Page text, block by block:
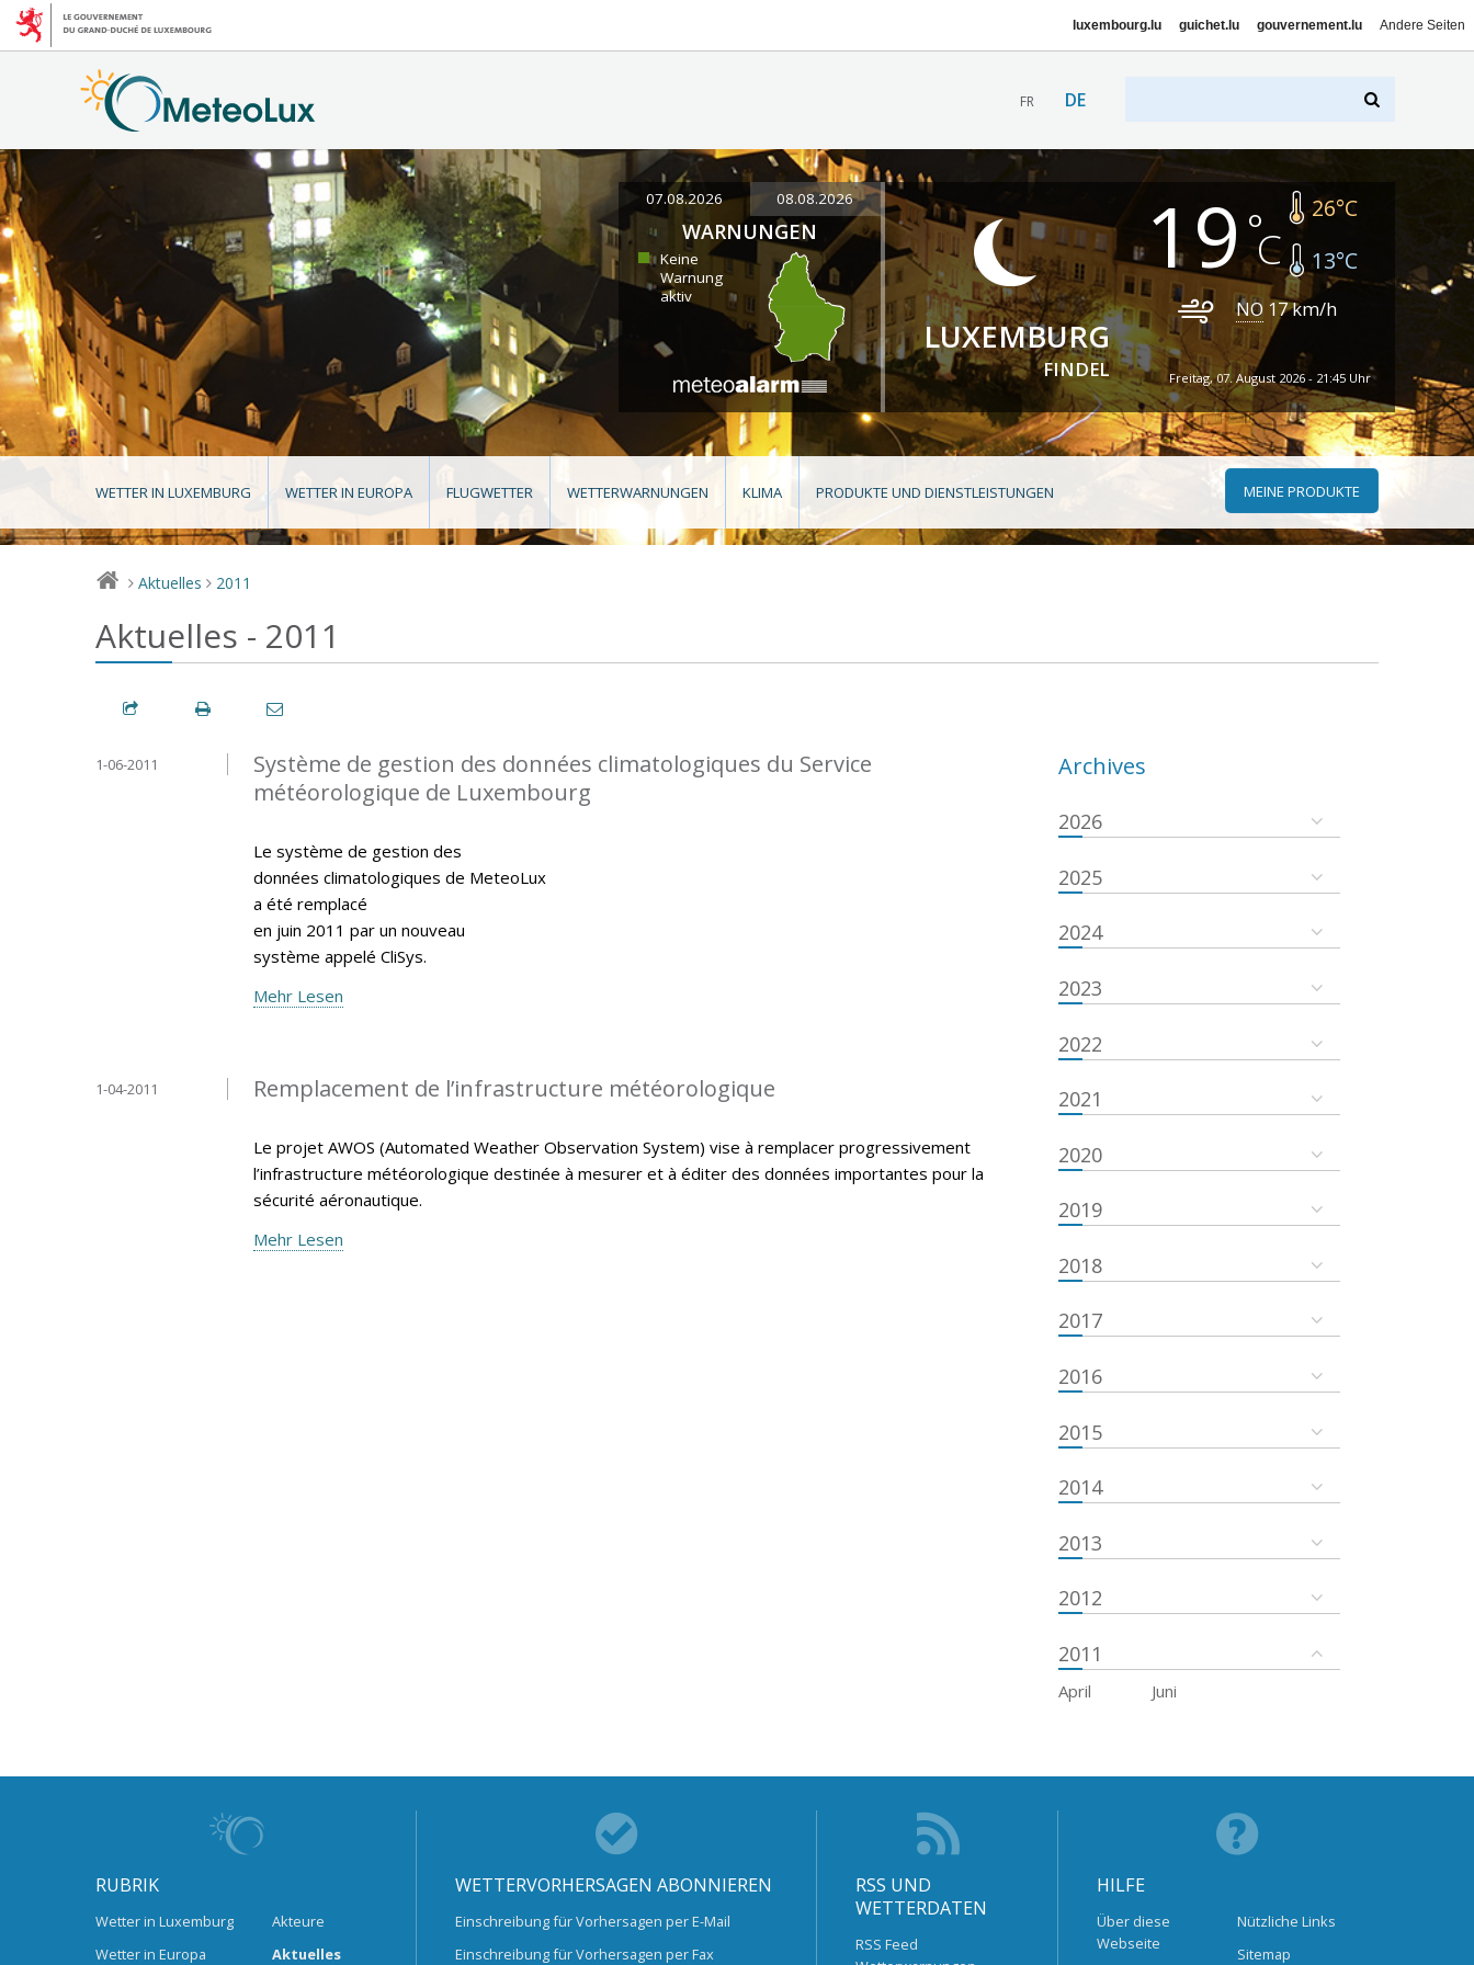
luxembourg.lu guichet.lu gouvernement.lu Andere Seiten
FR DE
07.08.2026 08.08.2026
WARNUNGEN
Keine
Warnung
aktiv
LUXEMBURG
FINDEL
19 26°C
13°C
NO 17km/h
Freitag, 07. August 2026 - 21:45 Uhr
WETTER IN LUXEMBURG WETTER IN EUROPA FLUGWETTER WETTERWARNUNGEN KLIMA PRODUKTE UND DIENSTLEISTUNGEN MEINE PRODUKTE
> Aktuelles > 2011
Aktuelles - 2011
Système de gestion des données climatologiques du Service
météorologique de Luxembourg
1-06-2011
Le système de gestion des
données climatologiques de MeteoLux
a été remplacé
en juin 2011 par un nouveau
système appelé CliSys.
Mehr Lesen
Remplacement de l’infrastructure météorologique
1-04-2011
Le projet AWOS (Automated Weather Observation System) vise à remplacer progressivement
l’infrastructure météorologique destinée à mesurer et à éditer des données importantes pour la
sécurité aéronautique.
Mehr Lesen
Archives
2026
2025
2024
2023
2022
2021
2020
2019
2018
2017
2016
2015
2014
2013
2012
2011
April Juni
RUBRIK
Wetter in Luxemburg
Wetter in Europa
Akteure
Aktuelles
WETTERVORHERSAGEN ABONNIEREN
Einschreibung für Vorhersagen per E-Mail
Einschreibung für Vorhersagen per Fax
RSS UND
WETTERDATEN
RSS Feed
HILFE
Über diese
Webseite
Nützliche Links
Sitemap